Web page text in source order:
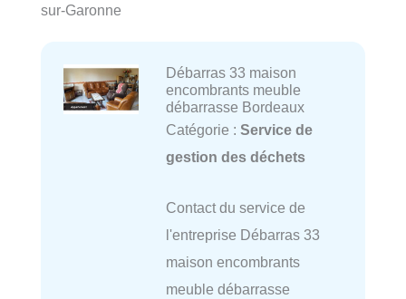
sur-Garonne
Débarras 33 maison
encombrants meuble
débarrasse Bordeaux
Catégorie : Service de
gestion des déchets
Contact du service de
l'entreprise Débarras 33
maison encombrants
meuble débarrasse